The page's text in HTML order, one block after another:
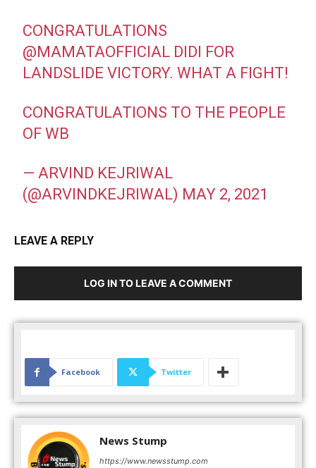
CONGRATULATIONS
@MAMATAOFFICIAL DIDI FOR
LANDSLIDE VICTORY. WHAT A FIGHT!
CONGRATULATIONS TO THE PEOPLE
OF WB
— ARVIND KEJRIWAL
(@ARVINDKEJRIWAL) MAY 2, 2021
LEAVE A REPLY
LOG IN TO LEAVE A COMMENT
Facebook Twitter
News Stump
https://www.newsstump.com